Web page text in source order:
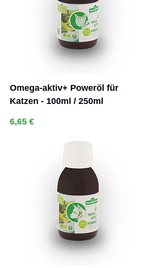
Omega-aktiv+ Poweröl für
Katzen - 100ml / 250ml
Preis
6,65 €